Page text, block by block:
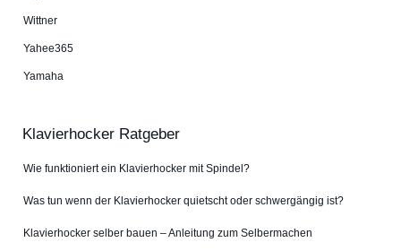
Wittner
Yahee365
Yamaha
Klavierhocker Ratgeber
Wie funktioniert ein Klavierhocker mit Spindel?
Was tun wenn der Klavierhocker quietscht oder schwergängig ist?
Klavierhocker selber bauen – Anleitung zum Selbermachen